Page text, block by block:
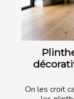
On les croit